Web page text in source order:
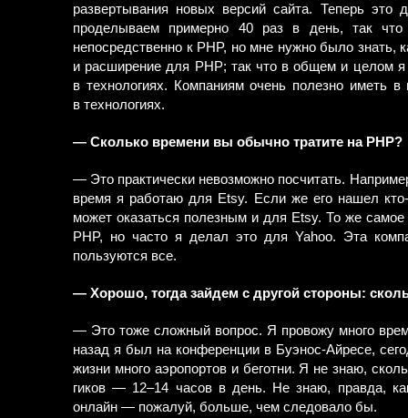
развертывания новых версий сайта. Теперь это
проделываем примерно 40 раз в день, так
непосредственно к PHP, но мне нужно было
и расширение для PHP; так что в общем и целом
в технологиях. Компаниям очень полезно иметь
в технологиях.
— Сколько времени вы обычно тратите на PHP?
— Это практически невозможно посчитать.
время я работаю для Etsy. Если же его нашел
может оказаться полезным и для Etsy. То же
PHP, но часто я делал это для Yahoo. Эта
пользуются все.
— Хорошо, тогда зайдем с другой стороны:
— Это тоже сложный вопрос. Я провожу много
назад я был на конференции в Буэнос-Айресе,
жизни много аэропортов и беготни. Я не знаю,
гиков — 12–14 часов в день. Не знаю, правда,
онлайн — пожалуй, больше, чем следовало бы.